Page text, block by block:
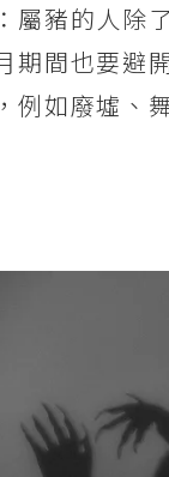
屬豬的人除
期間也要避
例如廢墟、